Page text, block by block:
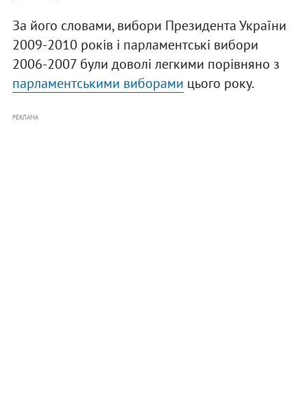
За його словами, вибори Президента України
2009-2010 років і парламентські вибори
2006-2007 були доволі легкими порівняно з
парламентськими виборами цього року.
РЕКЛАМА